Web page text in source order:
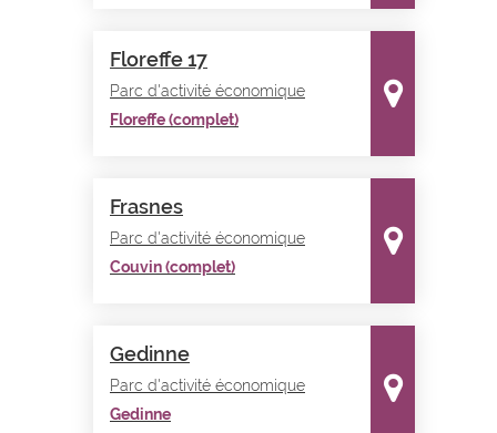
Floreffe 17
Parc d'activité économique
Floreffe (complet)
Frasnes
Parc d'activité économique
Couvin (complet)
Gedinne
Parc d'activité économique
Gedinne